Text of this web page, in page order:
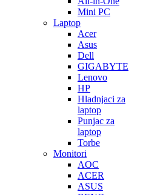
Mini PC
Laptop
Acer
Asus
Dell
GIGABYTE
Lenovo
HP
Hladnjaci za
laptop
Punjac za
laptop
Torbe
Monitori
AOC
ACER
ASUS